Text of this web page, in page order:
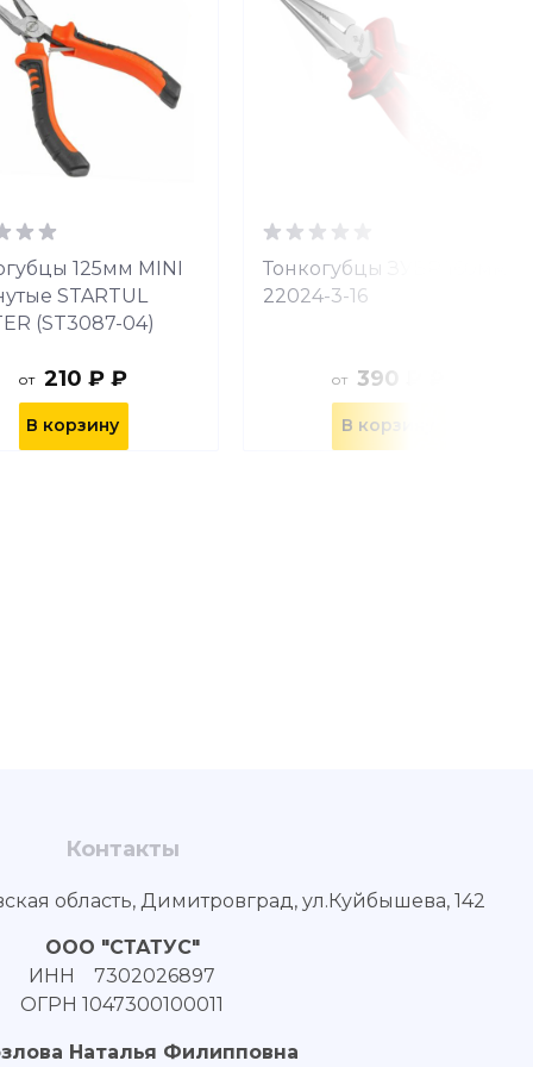
125мм MINI
STARTUL
(ST3087-04)
от 210 ₽ ₽
В корзину
Тонкогубцы ЗУБР 160мм
22024-3-16
от 390 ₽ ₽
В корзину
Контакты
область, Димитровград, ул.Куйбышева, 142
ООО "СТАТУС"
ИНН 7302026897
ОГРН 1047300100011
Наталья Филипповна